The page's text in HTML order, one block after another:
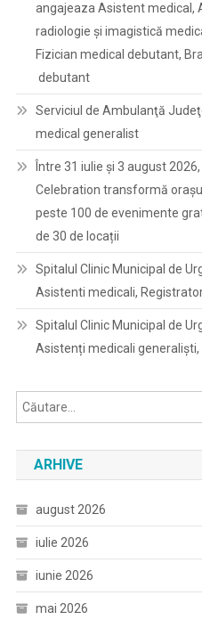
angajeaza Asistent medical,
radiologie și imagistică
Fizician medical debutant,
debutant
Serviciul de Ambulanţă
medical generalist
Între 31 iulie și 3 august
Celebration transformă
peste 100 de evenimente
de 30 de locații
Spitalul Clinic Municipal de
Asistenti medicali,
Spitalul Clinic Municipal de
Asistenți medicali
ARHIVE
august 2026
iulie 2026
iunie 2026
mai 2026